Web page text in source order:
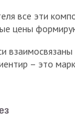
все эти
цены
– это